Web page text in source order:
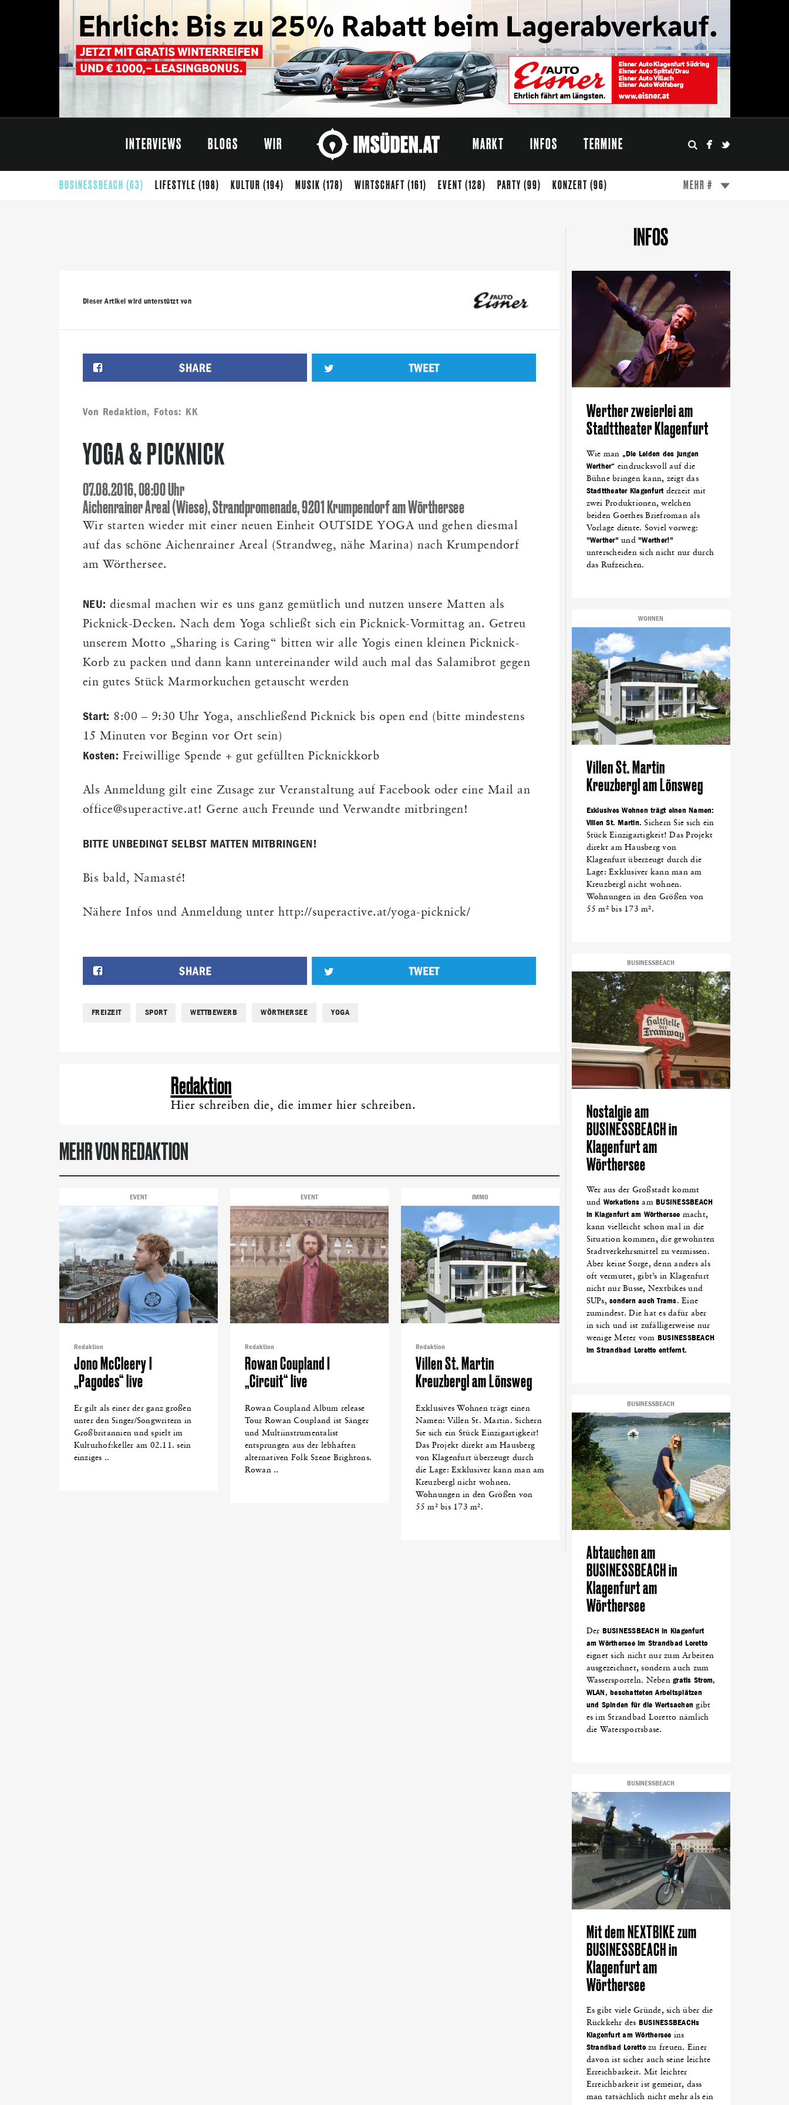
INTERVIEWS BLOGS WIR MARKT INFOS TERMINE
MEHR #
BUSINESSBEACH (63) LIFESTYLE (198) KULTUR (194) MUSIK (178) WIRTSCHAFT (161) EVENT (128) PARTY (99) KONZERT (96)
(27) DESIGN
NETZWERKEN(18) LOVENTAL(18)
BAUKULTUR(17) KOCHEN(16) JUNGE WIRTSCHAFT(14) VELDEN ALPEN-ADRIA-UNIVERSITÄT(13)
KLAGENFORNIA(12) DJ(12) SCHULE(12) ANEXIA(11) PAPA(11) PRAKTIKUM(11) TOURISMUS(11) COWORKING(10) (10) GRÜNDEN(10)
KABARETTHERBST
Dieser Artikel wird unterstützt von
Von Redaktion, Fotos: KK
YOGA & PICKNICK
07.08.2016, 08:00 Uhr
Aichenrainer Areal (Wiese), Strandpromenade, 9201 Krumpendorf am Wörthersee
Wir starten wieder mit einer neuen Einheit OUTSIDE YOGA und gehen diesmal
auf das schöne Aichenrainer Areal (Strandweg, nähe Marina) nach Krumpendorf
am Wörthersee.
NEU: diesmal machen wir es uns ganz gemütlich und nutzen unsere Matten als
Picknick-Decken. Nach dem Yoga schließt sich ein Picknick-Vormittag an. Getreu
unserem Motto „Sharing is Caring“ bitten wir alle Yogis einen kleinen Picknick-
Korb zu packen und dann kann untereinander wild auch mal das Salamibrot gegen
ein gutes Stück Marmorkuchen getauscht werden
Start: 8:00 – 9:30 Uhr Yoga, anschließend Picknick bis open end (bitte mindestens
15 Minuten vor Beginn vor Ort sein)
Kosten: Freiwillige Spende + gut gefüllten Picknickkorb
Als Anmeldung gilt eine Zusage zur Veranstaltung auf Facebook oder eine Mail an
office@superactive.at! Gerne auch Freunde und Verwandte mitbringen!
BITTE UNBEDINGT SELBST MATTEN MITBRINGEN!
Bis bald, Namasté!
Nähere Infos und Anmeldung unter http://superactive.at/yoga-picknick/
FREIZEIT SPORT WETTBEWERB WÖRTHERSEE YOGA
Redaktion
Hier schreiben die, die immer hier schreiben.
MEHR VON REDAKTION
EVENT
Redaktion
Jono McCleery I
„Pagodes“ live
Er gilt als einer der ganz großen
unter den Singer/Songwritern in
Großbritannien und spielt im
Kulturhof:keller am 02.11. sein
einziges ..
EVENT
Redaktion
Rowan Coupland I
„Circuit“ live
Rowan Coupland Album release
Tour Rowan Coupland ist Sänger
und Multiinstrumentalist
entsprungen aus der lebhaften
alternativen Folk Szene Brightons.
Rowan ..
IMMO
Redaktion
Villen St. Martin
Kreuzbergl am Lönsweg
Exklusives Wohnen trägt einen
Namen: Villen St. Martin. Sichern
Sie sich ein Stück Einzigartigkeit!
Das Projekt direkt am Hausberg
von Klagenfurt überzeugt durch
die Lage: Exklusiver kann man am
Kreuzbergl nicht wohnen.
Wohnungen in den Größen von
55 m² bis 173 m².
INFOS
Werther zweierlei am
Stadttheater Klagenfurt
Wie man „Die Leiden des jungen
Werther“ eindrucksvoll auf die
Bühne bringen kann, zeigt das
Stadttheater Klagenfurtderzeit mit
zwei Produktionen, welchen
beiden Goethes Briefroman als
Vorlage diente. Soviel vorweg:
"Werther"und "Werther!"
unterscheiden sich nicht nur durch
das Rufzeichen.
WOHNEN
Villen St. Martin
Kreuzbergl am Lönsweg
Exklusives Wohnen trägt einen Namen:
Villen St. Martin.Sichern Sie sich ein
Stück Einzigartigkeit! Das Projekt
direkt am Hausberg von
Klagenfurt überzeugt durch die
Lage: Exklusiver kann man am
Kreuzbergl nicht wohnen.
Wohnungen in den Größen von
55 m² bis 173 m².
BUSINESSBEACH
Nostalgie am
BUSINESSBEACH in
Klagenfurt am
Wörthersee
Wer aus der Großstadt kommt
und Workations am BUSINESSBEACH
in Klagenfurt am Wörthersee macht,
kann vielleicht schon mal in die
Situation kommen, die gewohnten
Stadtverkehrsmittel zu vermissen.
Aber keine Sorge, denn anders als
oft vermutet, gibt’s in Klagenfurt
nicht nur Busse, Nextbikes und
SUPs, sondern auch Trams. Eine
zumindest. Die hat es dafür aber
in sich und ist zufälligerweise nur
wenige Meter vom BUSINESSBEACH
im Strandbad Loretto entfernt.
BUSINESSBEACH
Abtauchen am
BUSINESSBEACH in
Klagenfurt am
Wörthersee
Der BUSINESSBEACH in Klagenfurt
am Wörthersee im Strandbad Loretto
eignet sich nicht nur zum Arbeiten
ausgezeichnet, sondern auch zum
Wassersporteln. Nebengratis Strom,
WLAN, beschatteten Arbeitsplätzen
und Spinden für die Wertsachen gibt
es im Strandbad Loretto nämlich
die Watersportsbase.
BUSINESSBEACH
Mit dem NEXTBIKE zum
BUSINESSBEACH in
Klagenfurt am
Wörthersee
Es gibt viele Gründe, sich über die
Rückkehr des BUSINESSBEACHs
Klagenfurt am Wörthersee ins
Strandbad Lorettozu freuen. Einer
davon ist sicher auch seine leichte
Erreichbarkeit. Mit leichter
Erreichbarkeit ist gemeint, dass
man tatsächlich nicht mehr als ein